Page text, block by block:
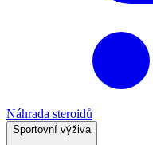
Náhrada steroidů
Sportovní výživa